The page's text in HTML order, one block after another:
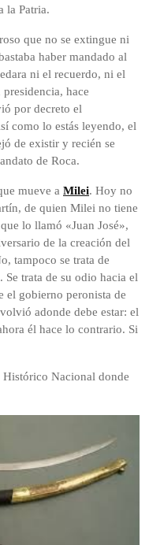
la Patria.
que no se extingue ni
haber mandado al
ni el recuerdo, ni el
hace
por decreto el
como lo estás leyendo, el
de existir y recién se
de Roca.
mueve a Milei. Hoy no
de quien Milei no tiene
lo llamó «Juan José»,
de la creación del
tampoco se trata de
trata de su odio hacia el
el gobierno peronista de
adonde debe estar: el
él hace lo contrario. Si
Histórico Nacional donde